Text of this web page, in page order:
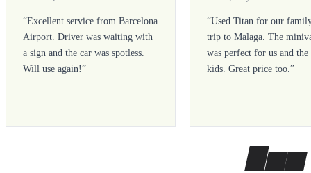
“Excellent service from Barcelona
Airport. Driver was waiting with
a sign and the car was spotless.
Will use again!”
“Used Titan for our
trip to Malaga. The
was perfect for us and the
kids. Great price too.”